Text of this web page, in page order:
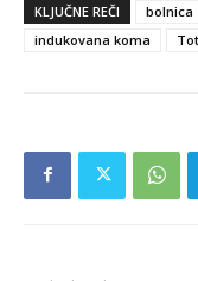
KLJUČNE REČI bolnica
indukovana koma